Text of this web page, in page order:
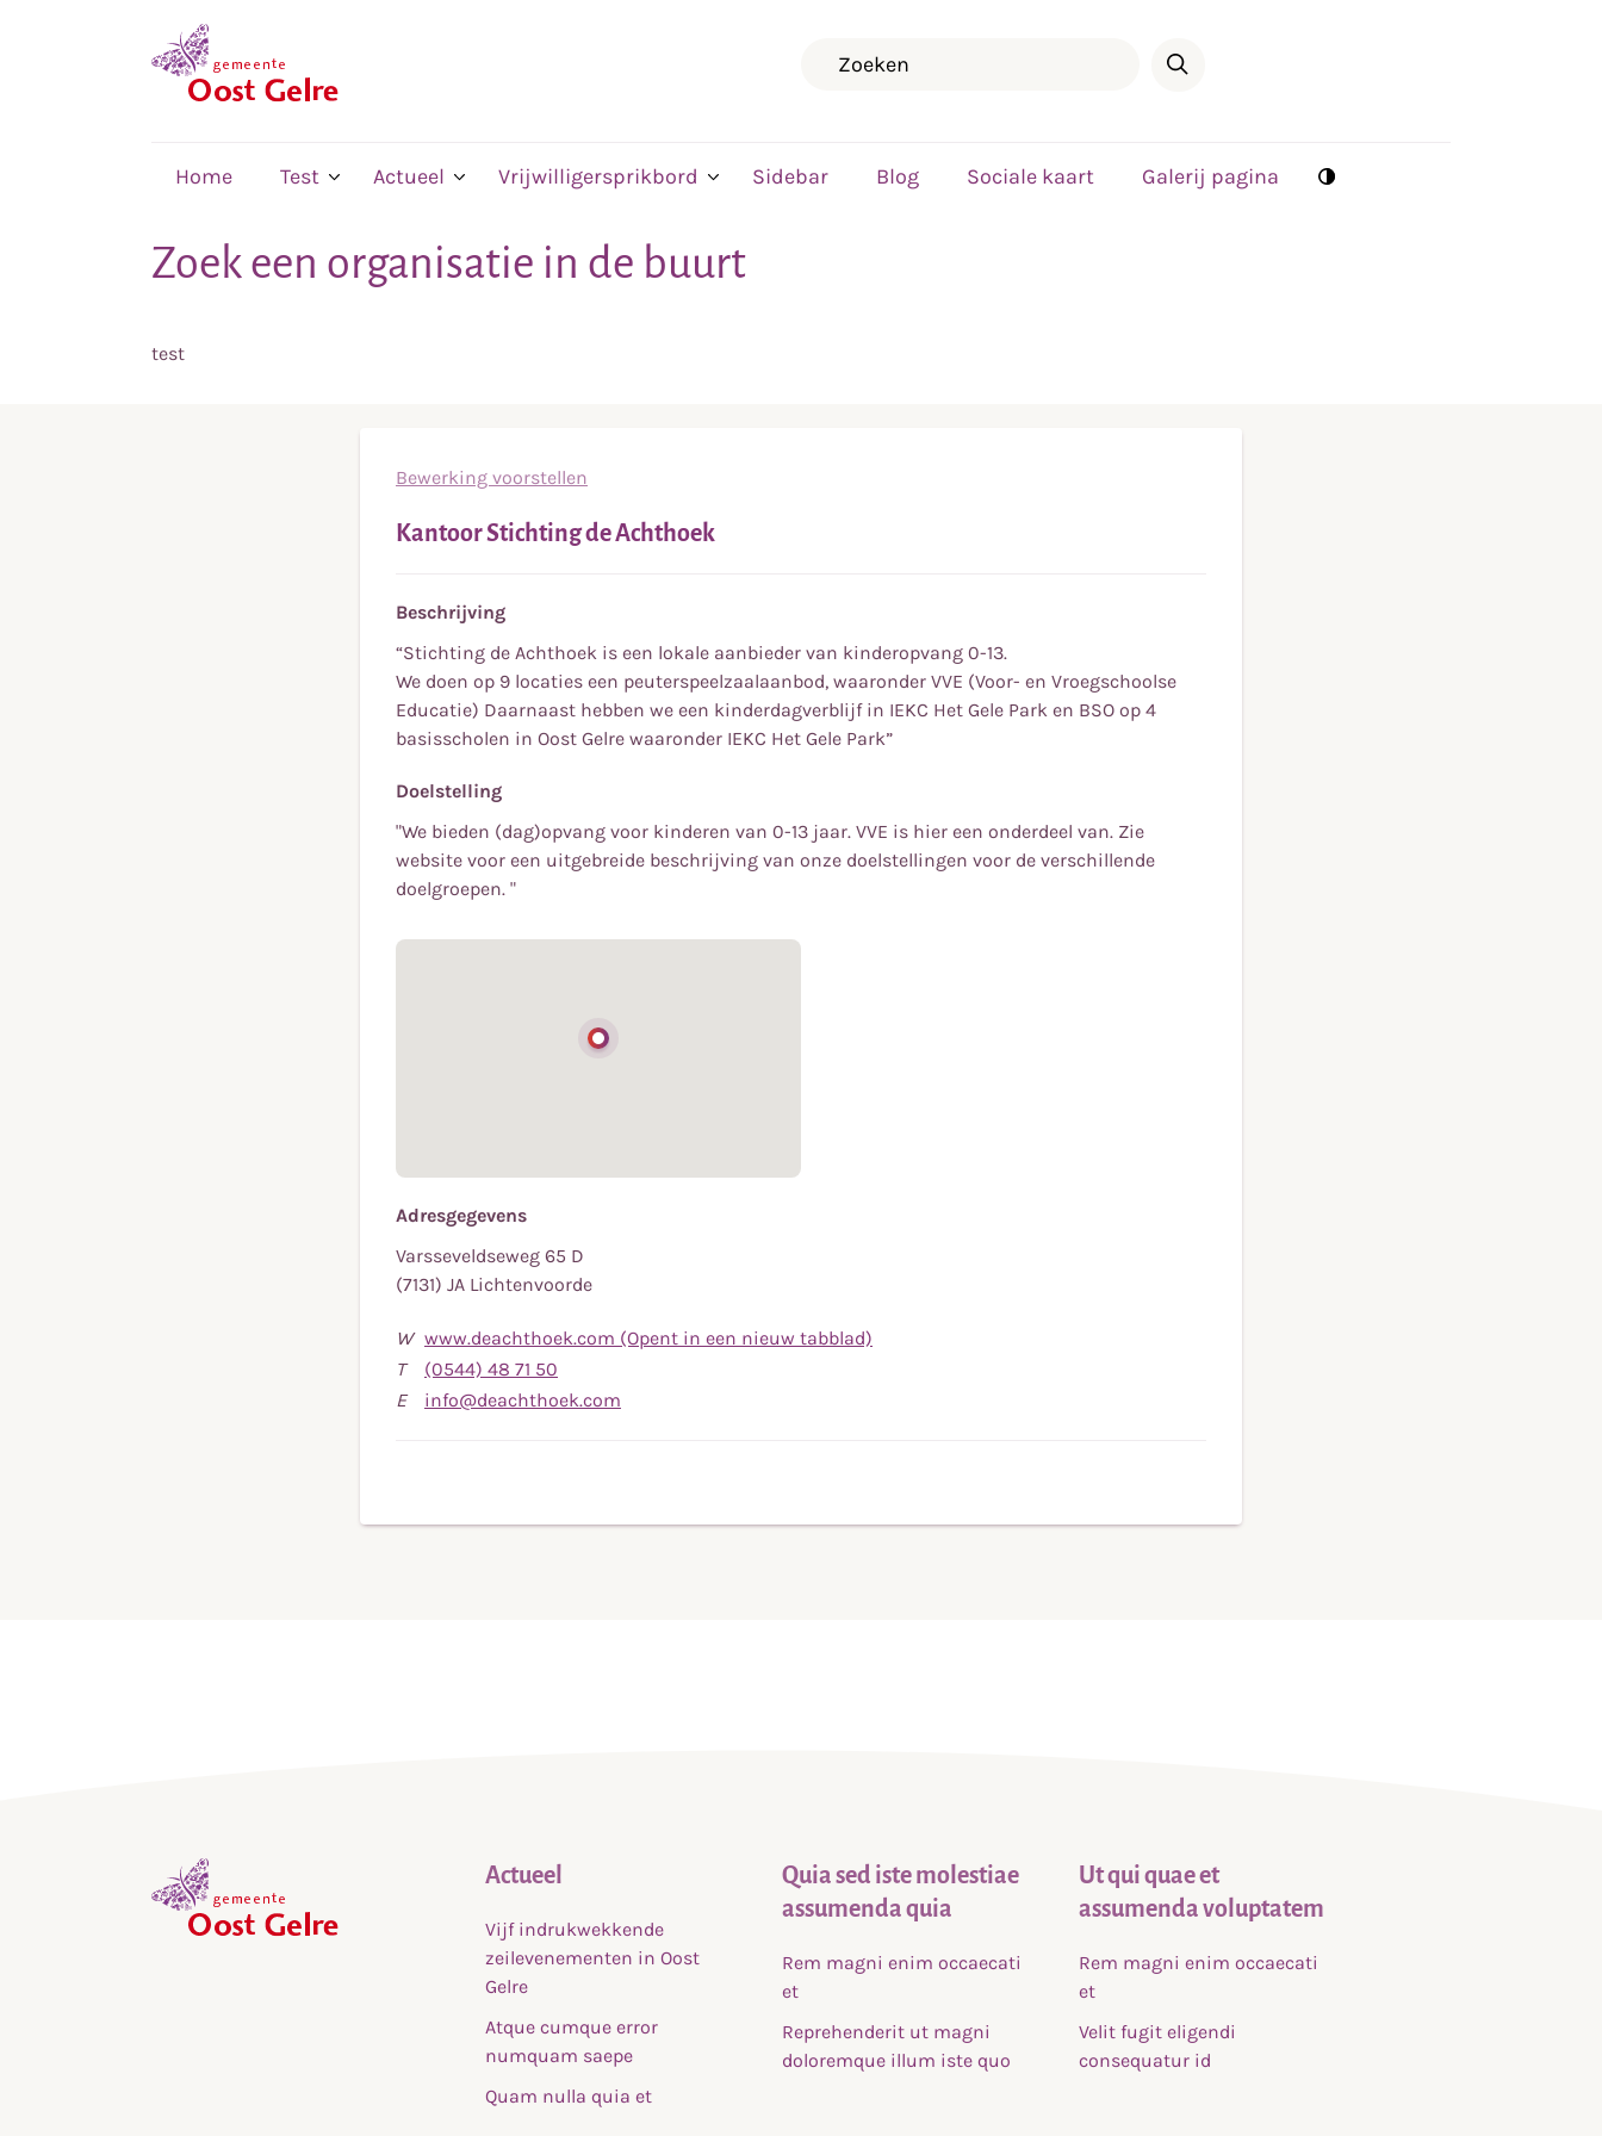
Home Test Actueel Vrijwilligersprikbord Sidebar Blog Sociale kaart Galerij pagina
Zoek een organisatie in de buurt
test
Bewerking voorstellen
Kantoor Stichting de Achthoek
Beschrijving
“Stichting de Achthoek is een lokale aanbieder van kinderopvang 0-13.
We doen op 9 locaties een peuterspeelzaalaanbod, waaronder VVE (Voor- en Vroegschoolse
Educatie) Daarnaast hebben we een kinderdagverblijf in IEKC Het Gele Park en BSO op 4
basisscholen in Oost Gelre waaronder IEKC Het Gele Park”
Doelstelling
"We bieden (dag)opvang voor kinderen van 0-13 jaar. VVE is hier een onderdeel van. Zie
website voor een uitgebreide beschrijving van onze doelstellingen voor de verschillende
doelgroepen. "
Adresgegevens
Varsseveldseweg 65 D
(7131) JA Lichtenvoorde
W www.deachthoek.com (Opent in een nieuw tabblad)
T
(0544) 48 71 50
naar
71
E info@deachthoek.com
naar
Actueel
Vijf indrukwekkende
zeilevenementen in Oost
Gelre
Atque cumque error
numquam saepe
Quam nulla quia et
Quia sed iste molestiae
assumenda quia
Rem magni enim occaecati
et
Reprehenderit ut magni
doloremque illum iste quo
Ut qui quae et
assumenda voluptatem
Rem magni enim occaecati
et
Velit fugit eligendi
consequatur id